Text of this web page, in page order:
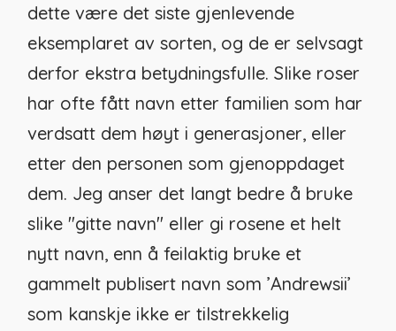
dette være det siste gjenlevende
eksemplaret av sorten, og de er selvsagt
derfor ekstra betydningsfulle. Slike roser
har ofte fått navn etter familien som har
verdsatt dem høyt i generasjoner, eller
etter den personen som gjenoppdaget
dem. Jeg anser det langt bedre å bruke
slike "gitte navn" eller gi rosene et helt
nytt navn, enn å feilaktig bruke et
gammelt publisert navn som ’Andrewsii’
som kanskje ikke er tilstrekkelig